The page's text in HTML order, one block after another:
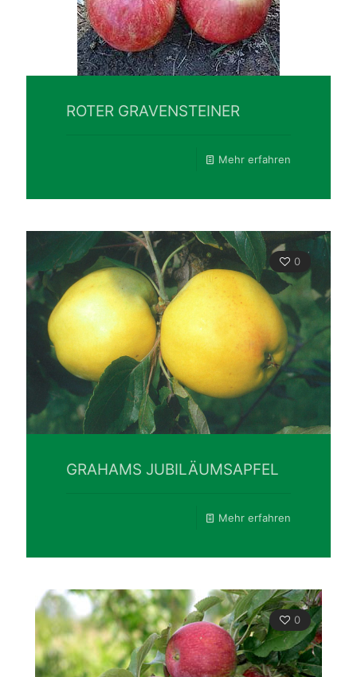
ROTER GRAVENSTEINER
Mehr erfahren
0
GRAHAMS JUBILÄUMSAPFEL
Mehr erfahren
0